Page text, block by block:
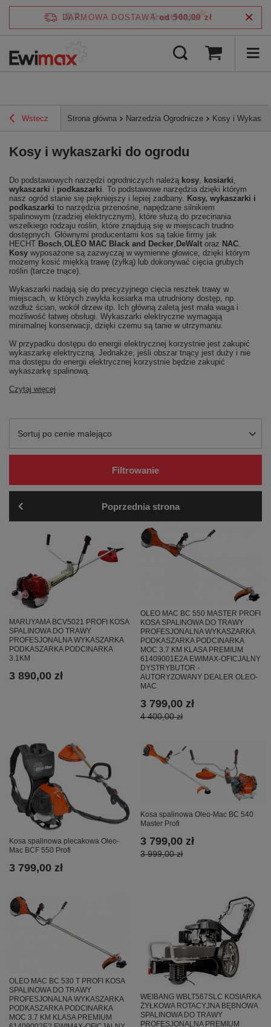
DARMOWA DOSTAWA od 500,00 zł
Wstecz Strona główna Narzedzia Ogrodnicze Kosy i
Kosy i wykaszarki do ogrodu
Do podstawowych narzędzi ogrodniczych należą kosy, kosiarki,
wykaszarki i podkaszarki. To podstawowe narzędzia dzięki którym
nasz ogród stanie się piękniejszy i lepiej zadbany. Kosy, wykaszarki i
podkaszarki to narzędzia przenośne, napędzane silnikiem
spalinowym (rzadziej elektrycznym), które służą do przecinania
wszelkiego rodzaju roślin, które znajdują się w miejscach trudno
dostępnych. Głównymi producentami kos są takie firmy jak
HECHT Bosch,OLEO MAC Black and Decker, DeWalt oraz NAC.
Kosy wyposażone są zazwyczaj w wymienne głowice, dzięki którym
możemy kosić miękką trawę (żyłką) lub dokonywać cięcia grubych
roślin (tarcze tnące).
Wykaszarki nadają się do precyzyjnego cięcia resztek trawy w
miejscach, w których zwykła kosiarka ma utrudniony dostęp, np.
wzdłuż ścian, wokół drzew itp. Ich główną zaletą jest mała waga i
możliwość łatwej obsługi. Wykaszarki elektryczne wymagają
minimalnej konserwacji, dzięki czemu są tanie w utrzymaniu.
W przypadku dostępu do energii elektrycznej korzystnie jest zakupić
wykaszarkę elektryczną. Jednakże, jeśli obszar tnący jest duży i nie
ma dostępu do energii elektrycznej korzystnie będzie zakupić
wykaszarkę spalinową.
Czytaj więcej
Zmień sortowanie
Sortuj po cenie malejąco
Filtrowanie
Poprzednia strona
MARUYAMA BCV5021 PROFI KOSA
SPALINOWA DO TRAWY
PROFESJONALNA WYKASZARKA
PODKASZARKA PODCINARKA
3.1KM
3 890,00 zł
OLEO MAC BC 550 MASTER PROFI
KOSA SPALINOWA DO TRAWY
PROFESJONALNA WYKASZARKA
PODKASZARKA PODCINARKA
MOC 3.7 KM KLASA PREMIUM
61409001E2A EWIMAX-OFICJALNY
DYSTRYBUTOR -
AUTORYZOWANY DEALER OLEO-
MAC
3 799,00 zł
4 400,00 zł
Kosa spalinowa plecakowa Oleo-
Mac BCF 550 Profi
3 799,00 zł
Kosa spalinowa Oleo-Mac BC 540
Master Profi
3 799,00 zł
3 999,00 zł
OLEO MAC BC 530 T PROFI KOSA
SPALINOWA DO TRAWY
PROFESJONALNA WYKASZARKA
PODKASZARKA PODCINARKA
MOC 3.7 KM KLASA PREMIUM
WEIBANG WBLT567SLC KOSIARKA
ŻYŁKOWA ROTACYJNA BĘBNOWA
SPALINOWA DO TRAWY
PROFESJONALNA PREMIUM
4.7/5 zweryfikowane przez